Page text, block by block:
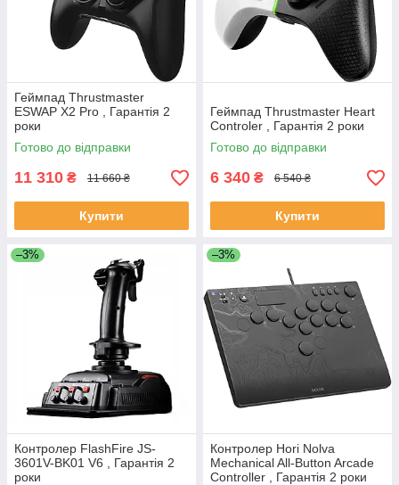
Геймпад Thrustmaster
ESWAP X2 Pro , Гарантія 2
роки
Готово до відправки
11 310 ₴ 11 660 ₴
Купити
Геймпад Thrustmaster Heart
Controler , Гарантія 2 роки
Готово до відправки
6 340 ₴ 6 540 ₴
Купити
–3%
Контролер FlashFire JS-
3601V-BK01 V6 , Гарантія 2
роки
–3%
Контролер Hori Nolva
Mechanical All-Button Arcade
Controller , Гарантія 2 роки